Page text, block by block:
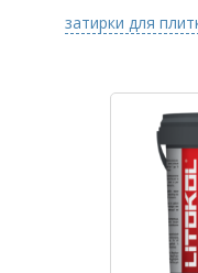
затирки для